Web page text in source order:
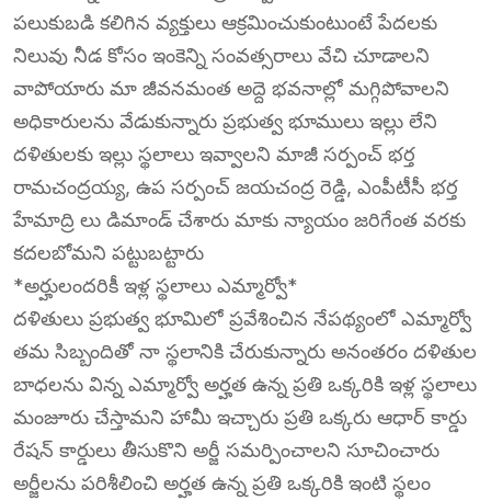
పలుకుబడి కలిగిన వ్యక్తులు ఆక్రమించుకుంటుంటే పేదలకు
నిలువు నీడ కోసం ఇంకెన్ని సంవత్సరాలు వేచి చూడాలని
వాపోయారు మా జీవనమంత అద్దె భవనాల్లో మగ్గిపోవాలని
అధికారులను వేడుకున్నారు ప్రభుత్వ భూములు ఇల్లు లేని
దళితులకు ఇల్లు స్థలాలు ఇవ్వాలని మాజీ సర్పంచ్ భర్త
రామచంద్రయ్య, ఉప సర్పంచ్ జయచంద్ర రెడ్డి, ఎంపీటీసీ భర్త
హేమాద్రి లు డిమాండ్ చేశారు మాకు న్యాయం జరిగేంత వరకు
కదలబోమని పట్టుబట్టారు
*అర్హులందరికీ ఇళ్ల స్థలాలు ఎమ్మార్వో*
దళితులు ప్రభుత్వ భూమిలో ప్రవేశించిన నేపథ్యంలో ఎమ్మార్వో
తమ సిబ్బందితో నా స్థలానికి చేరుకున్నారు అనంతరం దళితుల
బాధలను విన్న ఎమ్మార్వో అర్హత ఉన్న ప్రతి ఒక్కరికి ఇళ్ల స్థలాలు
మంజూరు చేస్తామని హామీ ఇచ్చారు ప్రతి ఒక్కరు ఆధార్ కార్డు
రేషన్ కార్డులు తీసుకొని అర్జీ సమర్పించాలని సూచించారు
అర్జీలను పరిశీలించి అర్హత ఉన్న ప్రతి ఒక్కరికి ఇంటి స్థలం